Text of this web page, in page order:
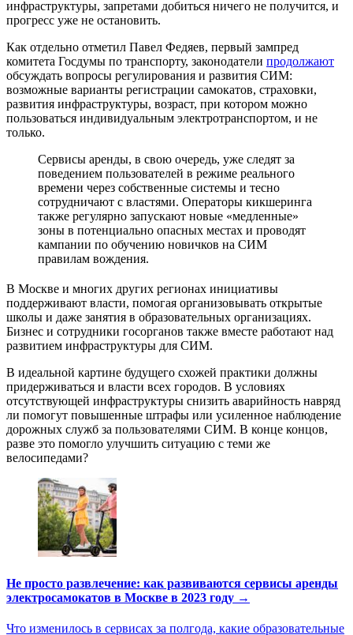
инфраструктуры, запретами добиться ничего не получится, и
прогресс уже не остановить.
Как отдельно отметил Павел Федяев, первый зампред
комитета Госдумы по транспорту, законодатели продолжают
обсуждать вопросы регулирования и развития СИМ:
возможные варианты регистрации самокатов, страховки,
развития инфраструктуры, возраст, при котором можно
пользоваться индивидуальным электротранспортом, и не
только.
Сервисы аренды, в свою очередь, уже следят за
поведением пользователей в режиме реального
времени через собственные системы и тесно
сотрудничают с властями. Операторы кикшеринга
также регулярно запускают новые «медленные»
зоны в потенциально опасных местах и проводят
кампании по обучению новичков на СИМ
правилам вождения.
В Москве и многих других регионах инициативы
поддерживают власти, помогая организовывать открытые
школы и даже занятия в образовательных организациях.
Бизнес и сотрудники госорганов также вместе работают над
развитием инфраструктуры для СИМ.
В идеальной картине будущего схожей практики должны
придерживаться и власти всех городов. В условиях
отсутствующей инфраструктуры снизить аварийность навряд
ли помогут повышенные штрафы или усиленное наблюдение
дорожных служб за пользователями СИМ. В конце концов,
разве это помогло улучшить ситуацию с теми же
велосипедами?
Не просто развлечение: как развиваются сервисы аренды
электросамокатов в Москве в 2023 году →
Что изменилось в сервисах за полгода, какие образовательные